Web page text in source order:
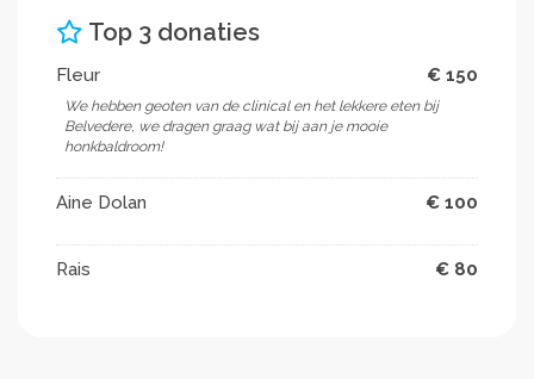
Top 3 donaties
Fleur € 150
We hebben geoten van de clinical en het lekkere eten bij
Belvedere, we dragen graag wat bij aan je mooie
honkbaldroom!
Aine Dolan € 100
Rais € 80